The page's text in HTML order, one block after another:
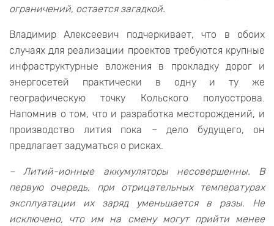
ограничений, остается загадкой.
Владимир Алексеевич подчеркивает, что в обоих
случаях для реализации проектов требуются крупные
инфраструктурные вложения в прокладку дорог и
энергосетей практически в одну и ту же
географическую точку Кольского полуострова.
Напомнив о том, что и разработка месторождений, и
производство лития пока – дело будущего, он
предлагает задуматься о рисках.
– Литий-ионные аккумуляторы несовершенны. В
первую очередь, при отрицательных температурах
эксплуатации их заряд уменьшается в разы. Не
исключено, что им на смену могут прийти менее